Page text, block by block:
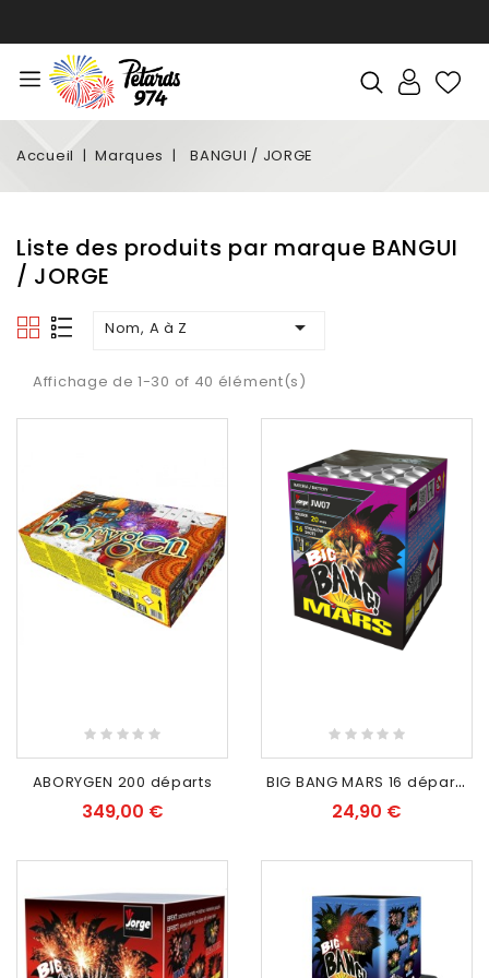
Accueil Marques BANGUI / JORGE
Liste des produits par marque BANGUI
/ JORGE
Nom, A à Z 
Affichage de 1-30 of 40 élément(s)
RUPTURE DE STOCK
ABORYGEN 200 départs
349,00 €
RUPTURE DE STOCK
B
IG BANG MARS 16 départs
24,90 €